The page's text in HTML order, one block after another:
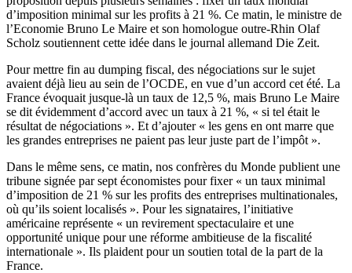
d’imposition minimal sur les profits à 21 %. Ce matin, le ministre de
l’Economie Bruno Le Maire et son homologue outre-Rhin Olaf
Scholz soutiennent cette idée dans le journal allemand Die Zeit.
Pour mettre fin au dumping fiscal, des négociations sur le sujet
avaient déjà lieu au sein de l’OCDE, en vue d’un accord cet été. La
France évoquait jusque-là un taux de 12,5 %, mais Bruno Le Maire
se dit évidemment d’accord avec un taux à 21 %, « si tel était le
résultat de négociations ». Et d’ajouter « les gens en ont marre que
les grandes entreprises ne paient pas leur juste part de l’impôt ».
Dans le même sens, ce matin, nos confrères du Monde publient une
tribune signée par sept économistes pour fixer « un taux minimal
d’imposition de 21 % sur les profits des entreprises multinationales,
où qu’ils soient localisés ». Pour les signataires, l’initiative
américaine représente « un revirement spectaculaire et une
opportunité unique pour une réforme ambitieuse de la fiscalité
internationale ». Ils plaident pour un soutien total de la part de la
France.